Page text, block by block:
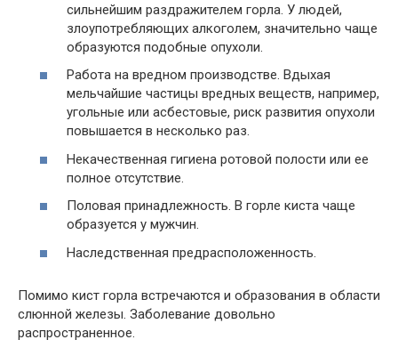
сильнейшим раздражителем горла. У людей,
злоупотребляющих алкоголем, значительно чаще
образуются подобные опухоли.
Работа на вредном производстве. Вдыхая
мельчайшие частицы вредных веществ, например,
угольные или асбестовые, риск развития опухоли
повышается в несколько раз.
Некачественная гигиена ротовой полости или ее
полное отсутствие.
Половая принадлежность. В горле киста чаще
образуется у мужчин.
Наследственная предрасположенность.
Помимо кист горла встречаются и образования в области
слюнной железы. Заболевание довольно
распространенное.